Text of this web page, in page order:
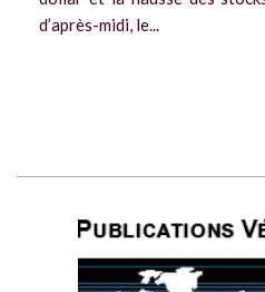
d’après-midi, le...